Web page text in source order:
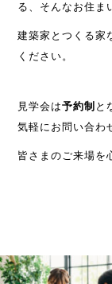
る、そんなお住ま
建築家とつくる家
ください。
見学会は予約制 と
気軽にお問い合わ
皆さまのご来場を